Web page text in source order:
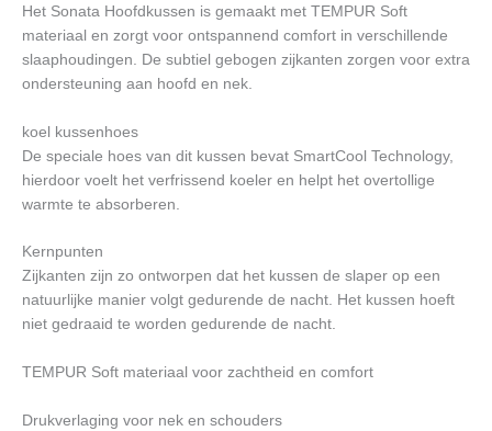
Het Sonata Hoofdkussen is gemaakt met TEMPUR Soft
materiaal en zorgt voor ontspannend comfort in verschillende
slaaphoudingen. De subtiel gebogen zijkanten zorgen voor extra
ondersteuning aan hoofd en nek.
koel kussenhoes
De speciale hoes van dit kussen bevat SmartCool Technology,
hierdoor voelt het verfrissend koeler en helpt het overtollige
warmte te absorberen.
Kernpunten
Zijkanten zijn zo ontworpen dat het kussen de slaper op een
natuurlijke manier volgt gedurende de nacht. Het kussen hoeft
niet gedraaid te worden gedurende de nacht.
TEMPUR Soft materiaal voor zachtheid en comfort
Drukverlaging voor nek en schouders